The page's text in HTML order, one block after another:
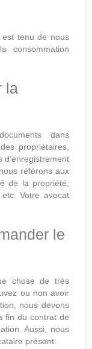
tenu de nous
consommation
la
dans
propriétaires,
d’enregistrement
référons aux
de la propriété,
Votre avocat
le
chose de très
ou non avoir
nous devons
fin du contrat de
Aussi, nous
présent.